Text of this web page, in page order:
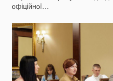
офіційної…